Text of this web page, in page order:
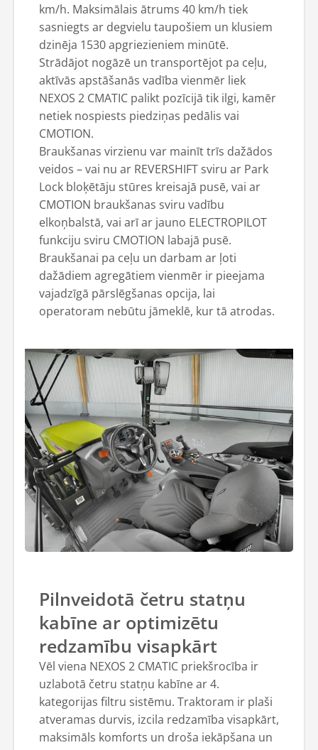
km/h. Maksimālais ātrums 40 km/h tiek
sasniegts ar degvielu taupošiem un klusiem
dzinēja 1530 apgriezieniem minūtē.
Strādājot nogāzē un transportējot pa ceļu,
aktīvās apstāšanās vadība vienmēr liek
NEXOS 2 CMATIC palikt pozīcijā tik ilgi, kamēr
netiek nospiests piedziņas pedālis vai
CMOTION.
Braukšanas virzienu var mainīt trīs dažādos
veidos – vai nu ar REVERSHIFT sviru ar Park
Lock bloķētāju stūres kreisajā pusē, vai ar
CMOTION braukšanas sviru vadību
elkoņbalstā, vai arī ar jauno ELECTROPILOT
funkciju sviru CMOTION labajā pusē.
Braukšanai pa ceļu un darbam ar ļoti
dažādiem agregātiem vienmēr ir pieejama
vajadzīgā pārslēgšanas opcija, lai
operatoram nebūtu jāmeklē, kur tā atrodas.
Pilnveidotā četru statņu
kabīne ar optimizētu
redzamību visapkārt
Vēl viena NEXOS 2 CMATIC priekšrocība ir
uzlabotā četru statņu kabīne ar 4.
kategorijas filtru sistēmu. Traktoram ir plaši
atveramas durvis, izcila redzamība visapkārt,
maksimāls komforts un droša iekāpšana un